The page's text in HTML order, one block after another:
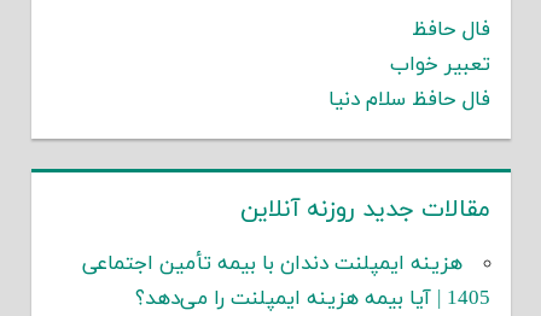
فال حافظ
تعبیر خواب
فال حافظ سلام دنیا
مقالات جدید روزنه آنلاین
هزینه ایمپلنت دندان با بیمه تأمین اجتماعی
1405 | آیا بیمه هزینه ایمپلنت را می‌دهد؟